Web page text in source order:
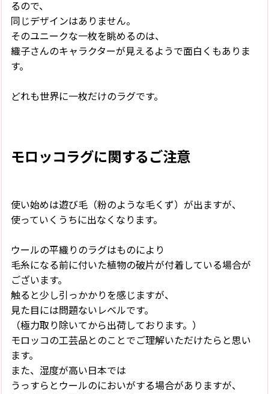
るので、
同じデザインはありません。
そのユニークな一枚を眺めるのは、
織子さんのキャラクターが見えるようで面白くもありま
す。
どれも世界に一枚だけのラグです。
モロッコラグに関するご注意
使い始めは遊び毛（粉のような毛くず）が出ますが、
使っていくうちに出なくなります。
ウールの平織りのラグはものにより
毛糸になる前に付いた植物の破片が付着している場合が
ございます。
触ると少し引っかかりを感じますが、
見た目には問題ないレベルです。
（極力取り除いてから出荷しております。）
モロッコの工芸品とのことでご理解いただけたらと思い
ます。
また、湿度が高い日本では
うっすらとウールのにおいがする場合がありますが、